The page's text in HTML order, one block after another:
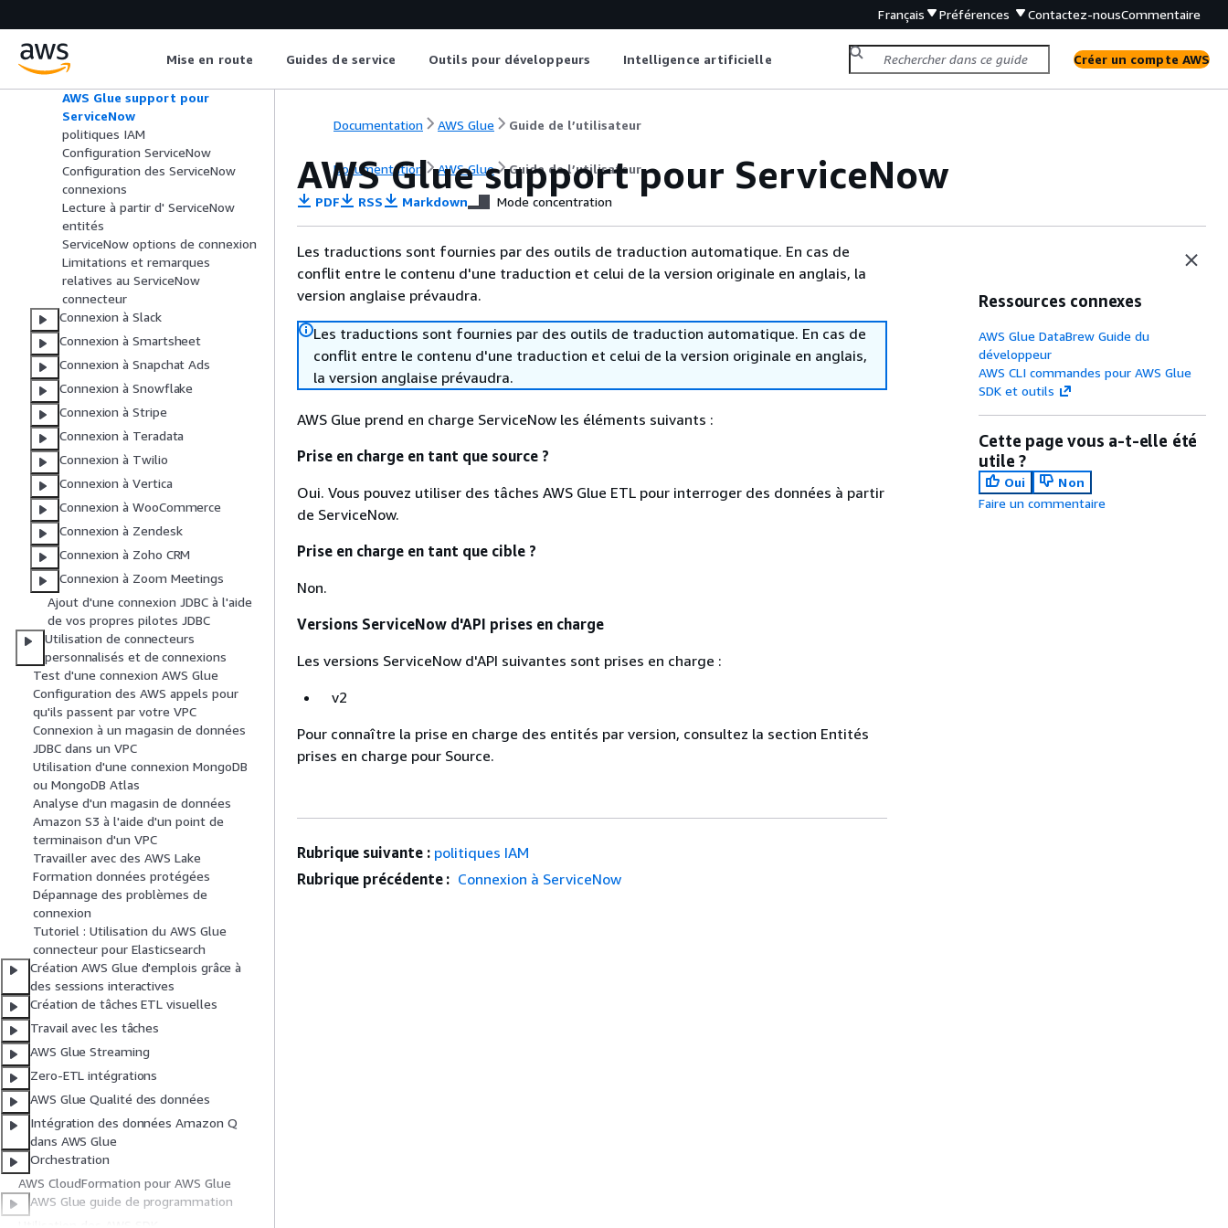
Français Préférences Contactez-nousCommentaire
Mise en route Guides de service Outils pour développeurs Intelligence artificielle Créer un compte AWS
Connexion à SAP OData
Connexion à SendGrid
Connexion à ServiceNow
AWS Glue support pour
ServiceNow
politiques IAM
Configuration ServiceNow
Configuration des ServiceNow
connexions
Lecture à partir d' ServiceNow
entités
ServiceNow options de connexion
Limitations et remarques
relatives au ServiceNow
connecteur
Connexion à Slack
Connexion à Smartsheet
Connexion à Snapchat Ads
Connexion à Snowflake
Connexion à Stripe
Connexion à Teradata
Connexion à Twilio
Connexion à Vertica
Connexion à WooCommerce
Connexion à Zendesk
Connexion à Zoho CRM
Connexion à Zoom Meetings
Ajout d'une connexion JDBC à l'aide
de vos propres pilotes JDBC
Utilisation de connecteurs
personnalisés et de connexions
Test d'une connexion AWS Glue
Configuration des AWS appels pour
qu'ils passent par votre VPC
Connexion à un magasin de données
JDBC dans un VPC
Utilisation d'une connexion MongoDB
ou MongoDB Atlas
Analyse d'un magasin de données
Amazon S3 à l'aide d'un point de
terminaison d'un VPC
Travailler avec des AWS Lake
Formation données protégées
Dépannage des problèmes de
connexion
Tutoriel : Utilisation du AWS Glue
connecteur pour Elasticsearch
Création AWS Glue d'emplois grâce à
des sessions interactives
Création de tâches ETL visuelles
Travail avec les tâches
AWS Glue Streaming
Zero-ETL intégrations
AWS Glue Qualité des données
Intégration des données Amazon Q
dans AWS Glue
Orchestration
AWS CloudFormation pour AWS Glue
AWS Glue guide de programmation
Documentation AWS Glue Guide de l’utilisateur
Documentation AWS Glue Guide de l’utilisateur
AWS Glue support pour ServiceNow
PDF RSS Markdown Mode concentration
Les traductions sont fournies par des outils de traduction automatique. En cas de
conflit entre le contenu d'une traduction et celui de la version originale en anglais, la
version anglaise prévaudra.
Les traductions sont fournies par des outils de traduction automatique. En cas de
conflit entre le contenu d'une traduction et celui de la version originale en anglais,
la version anglaise prévaudra.
AWS Glue prend en charge ServiceNow les éléments suivants :
Prise en charge en tant que source ?
Oui. Vous pouvez utiliser des tâches AWS Glue ETL pour interroger des données à partir
de ServiceNow.
Prise en charge en tant que cible ?
Non.
Versions ServiceNow d'API prises en charge
Les versions ServiceNow d'API suivantes sont prises en charge :
v2
Pour connaître la prise en charge des entités par version, consultez la section Entités
prises en charge pour Source.
Ressources connexes
AWS Glue DataBrew Guide du
développeur
AWS CLI commandes pour AWS Glue
SDK et outils
Cette page vous a-t-elle été
utile ?
Oui
Non
Faire un commentaire
Rubrique suivante : politiques IAM
Rubrique précédente : Connexion à ServiceNow